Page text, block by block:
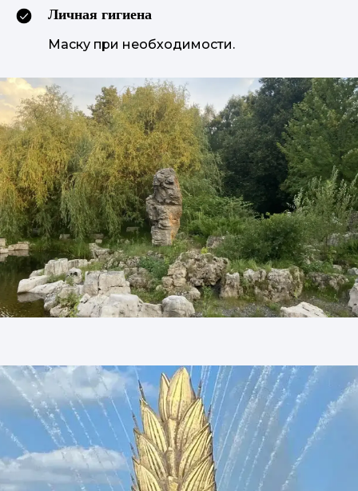
Личная гигиена
Маску при необходимости.